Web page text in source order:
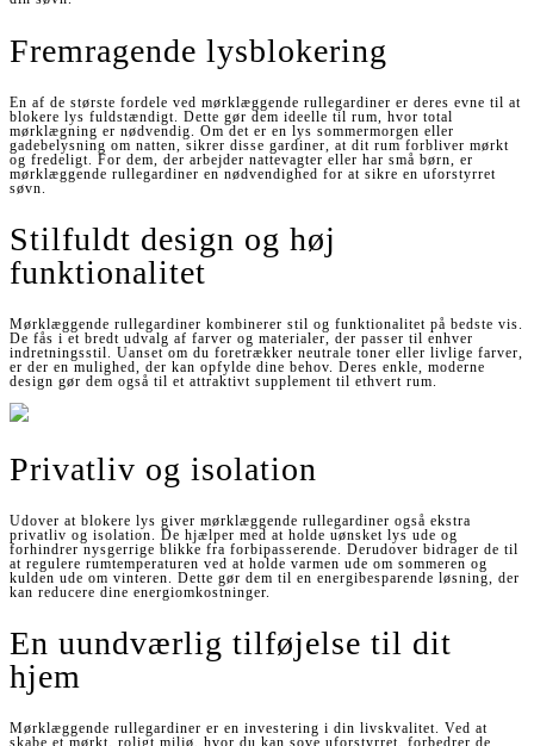
Fremragende lysblokering
En af de største fordele ved mørklæggende rullegardiner er deres evne til at
blokere lys fuldstændigt. Dette gør dem ideelle til rum, hvor total
mørklægning er nødvendig. Om det er en lys sommermorgen eller
gadebelysning om natten, sikrer disse gardiner, at dit rum forbliver mørkt
og fredeligt. For dem, der arbejder nattevagter eller har små børn, er
mørklæggende rullegardiner en nødvendighed for at sikre en uforstyrret
søvn.
Stilfuldt design og høj
funktionalitet
Mørklæggende rullegardiner kombinerer stil og funktionalitet på bedste vis.
De fås i et bredt udvalg af farver og materialer, der passer til enhver
indretningsstil. Uanset om du foretrækker neutrale toner eller livlige farver,
er der en mulighed, der kan opfylde dine behov. Deres enkle, moderne
design gør dem også til et attraktivt supplement til ethvert rum.
Privatliv og isolation
Udover at blokere lys giver mørklæggende rullegardiner også ekstra
privatliv og isolation. De hjælper med at holde uønsket lys ude og
forhindrer nysgerrige blikke fra forbipasserende. Derudover bidrager de til
at regulere rumtemperaturen ved at holde varmen ude om sommeren og
kulden ude om vinteren. Dette gør dem til en energibesparende løsning, der
kan reducere dine energiomkostninger.
En uundværlig tilføjelse til dit
hjem
Mørklæggende rullegardiner er en investering i din livskvalitet. Ved at